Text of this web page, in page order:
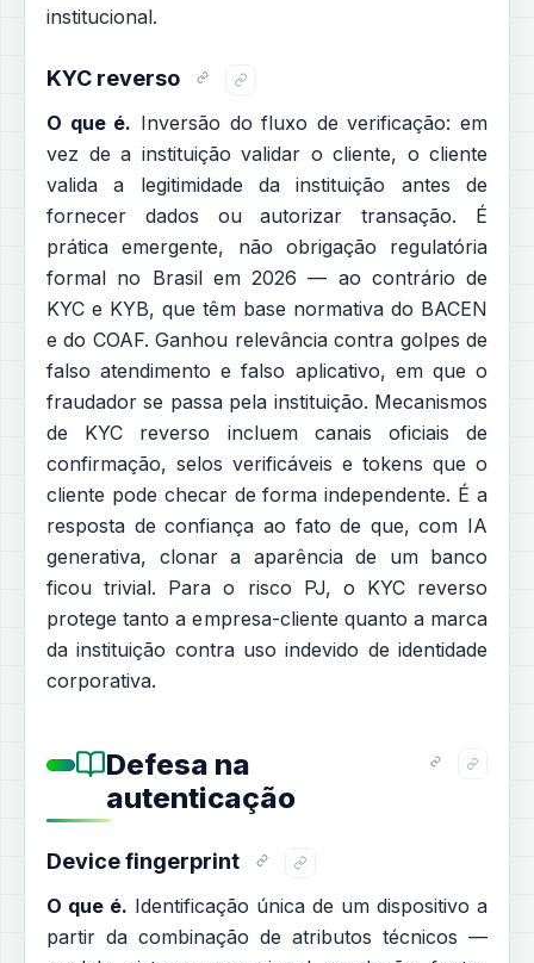
institucional.
KYC reverso
O que é. Inversão do fluxo de verificação: em
vez de a instituição validar o cliente, o cliente
valida a legitimidade da instituição antes de
fornecer dados ou autorizar transação. É
prática emergente, não obrigação regulatória
formal no Brasil em 2026 — ao contrário de
KYC e KYB, que têm base normativa do BACEN
e do COAF. Ganhou relevância contra golpes de
falso atendimento e falso aplicativo, em que o
fraudador se passa pela instituição. Mecanismos
de KYC reverso incluem canais oficiais de
confirmação, selos verificáveis e tokens que o
cliente pode checar de forma independente. É a
resposta de confiança ao fato de que, com IA
generativa, clonar a aparência de um banco
ficou trivial. Para o risco PJ, o KYC reverso
protege tanto a empresa-cliente quanto a marca
da instituição contra uso indevido de identidade
corporativa.
Defesa na
autenticação
Device fingerprint
O que é. Identificação única de um dispositivo a
partir da combinação de atributos técnicos —